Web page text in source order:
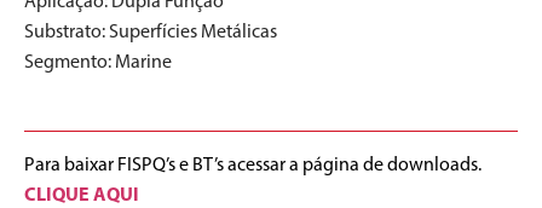
Substrato:Superfícies Metálicas
Segmento: Marine
Para baixar FISPQ’s e BT’s acessar a página de downloads.
CLIQUE AQUI